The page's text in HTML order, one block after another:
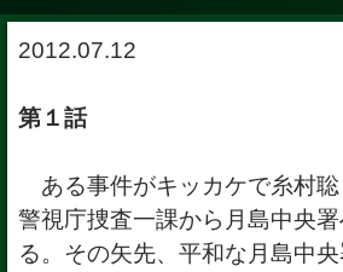
2012.07.12
第１話
ある事件がキッカケで糸村
警視庁捜査一課から月島中央
る。その矢先、平和な月島中